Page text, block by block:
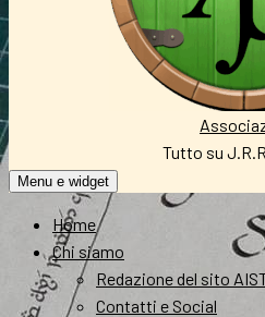
Tutto su
Menu e widget
Home
Chi siamo
Redazione del sito
Contatti e Social